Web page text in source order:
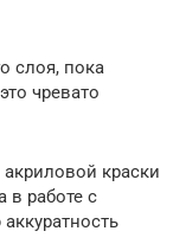
слоя, пока
чревато
краски
в работе с